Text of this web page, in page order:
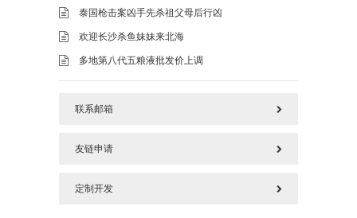
泰国枪击案凶手先杀祖父母后行凶
欢迎长沙杀鱼妹妹来北海
多地第八代五粮液批发价上调
联系邮箱
577125669@qq.com
友链申请
请加好本站链接后，把您链接发上面邮箱
定制开发